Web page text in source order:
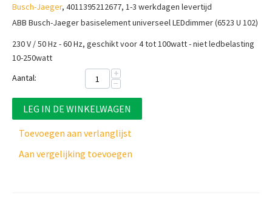
Busch-Jaeger, 4011395212677, 1-3 werkdagen levertijd
ABB Busch-Jaeger basiselement universeel LEDdimmer (6523 U 102)
230 V / 50 Hz - 60 Hz, geschikt voor 4 tot 100watt - niet ledbelasting
10-250watt
Aantal:
+
−
LEG IN DE WINKELWAGEN
Toevoegen aan verlanglijst
Aan vergelijking toevoegen